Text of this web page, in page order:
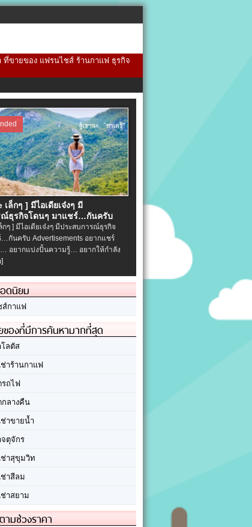
ที่ขายของ แฟรนไชส์ ร้านกาแฟ ธุรกิจ
เล็กๆ ] มีไอเดียเจ๋งๆ มี
ณ์ธุรกิจโดนๆ มาแชร์…กันครับ
กๆ ] มีไอเดียเจ๋งๆ มีประสบการณ์ธุรกิจ
กันครับ Advertisements อยากแชร์
อยากแบ่งปั้นความรู้… อยากให้กำลัง
ดนิยม
ส์กาแฟ
ของที่มีการค้นหามากที่สุด
ลตัส
าร้านกาแฟ
รถไฟ
ลางคืน
าขายน้ำ
ตุจักร
าสุขุมวิท
าสีลม
าสยาม
ามช่วงราคา